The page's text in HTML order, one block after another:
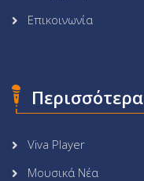
Επικοινωνία
Περισσότερα
Viva Player
Μουσικά Νέα